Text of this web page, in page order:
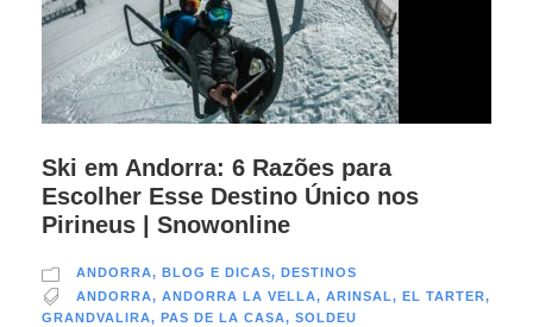
Ski em Andorra: 6 Razões para
Escolher Esse Destino Único nos
Pirineus | Snowonline
ANDORRA, BLOG E DICAS, DESTINOS
ANDORRA, ANDORRA LA VELLA, ARINSAL, EL TARTER,
GRANDVALIRA, PAS DE LA CASA, SOLDEU